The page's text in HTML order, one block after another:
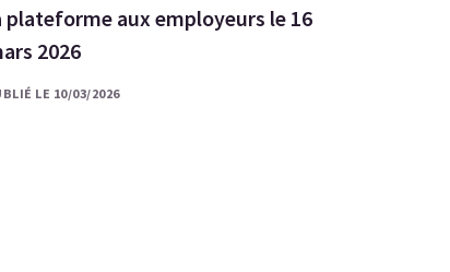
plateforme aux employeurs le 16
2026
LE 10/03/2026